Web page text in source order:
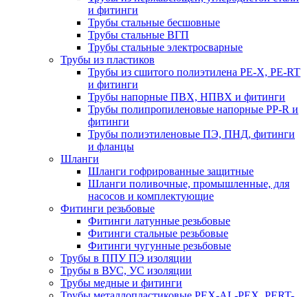
и фитинги
Трубы стальные бесшовные
Трубы стальные ВГП
Трубы стальные электросварные
Трубы из пластиков
Трубы из сшитого полиэтилена PE-X, PE-RT
и фитинги
Трубы напорные ПВХ, НПВХ и фитинги
Трубы полипропиленовые напорные PP-R и
фитинги
Трубы полиэтиленовые ПЭ, ПНД, фитинги
и фланцы
Шланги
Шланги гофрированные защитные
Шланги поливочные, промышленные, для
насосов и комплектующие
Фитинги резьбовые
Фитинги латунные резьбовые
Фитинги стальные резьбовые
Фитинги чугунные резьбовые
Трубы в ППУ ПЭ изоляции
Трубы в ВУС, УС изоляции
Трубы медные и фитинги